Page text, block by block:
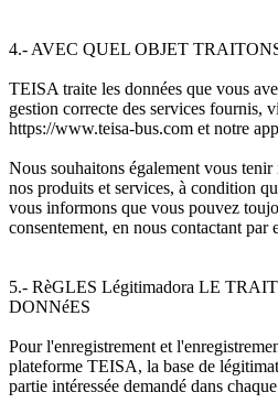
4.- AVEC QUEL OBJET
TEISA traite les données que vous
gestion correcte des services fournis,
https://www.teisa-bus.com et notre
Nous souhaitons également vous
nos produits et services, à condition
vous informons que vous pouvez
consentement, en nous contactant par
5.- RèGLES Légitimadora LE
DONNéES
Pour l'enregistrement et
plateforme TEISA, la base de
partie intéressée demandé dans